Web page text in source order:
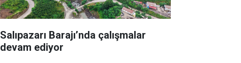
Salıpazarı Barajı’nda çalışmalar
devam ediyor